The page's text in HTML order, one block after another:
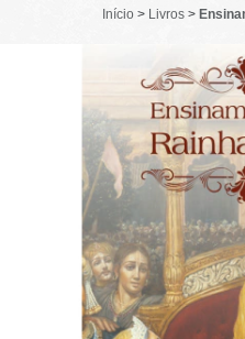
Início > Livros >